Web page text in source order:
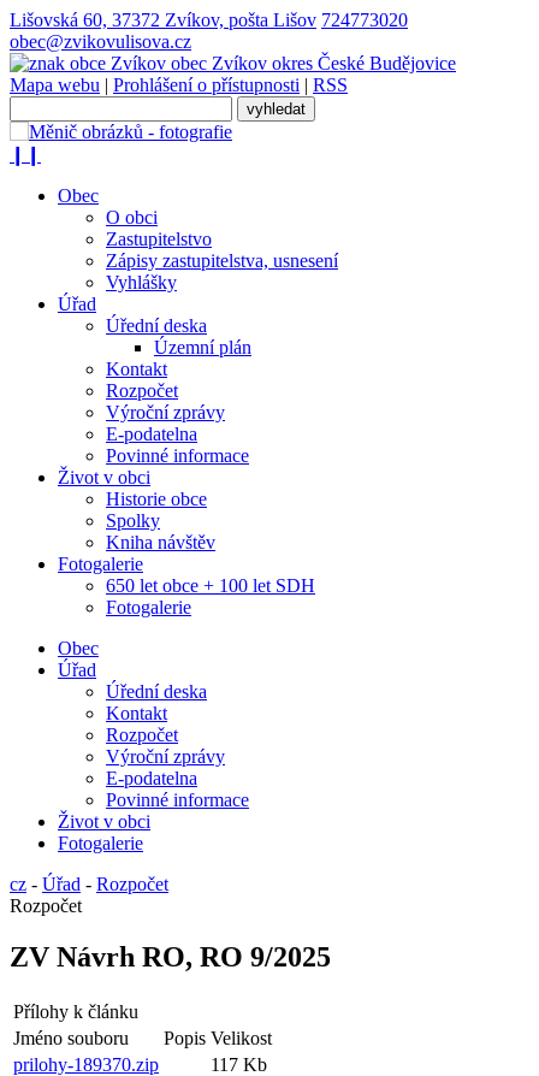
Lišovská 60, 37372 Zvíkov, pošta Lišov 724773020
obec@zvikovulisova.cz
obec Zvíkov okres České Budějovice
Mapa webu | Prohlášení o přístupnosti | RSS
Obec
O obci
Zastupitelstvo
Zápisy zastupitelstva, usnesení
Vyhlášky
Úřad
Úřední deska
Územní plán
Kontakt
Rozpočet
Výroční zprávy
E-podatelna
Povinné informace
Život v obci
Historie obce
Spolky
Kniha návštěv
Fotogalerie
650 let obce + 100 let SDH
Fotogalerie
Obec
Úřad
Úřední deska
Kontakt
Rozpočet
Výroční zprávy
E-podatelna
Povinné informace
Život v obci
Fotogalerie
cz - Úřad - Rozpočet
Rozpočet
ZV Návrh RO, RO 9/2025
Přílohy k článku
Jméno souboru
Popis Velikost
prilohy-189370.zip
117 Kb